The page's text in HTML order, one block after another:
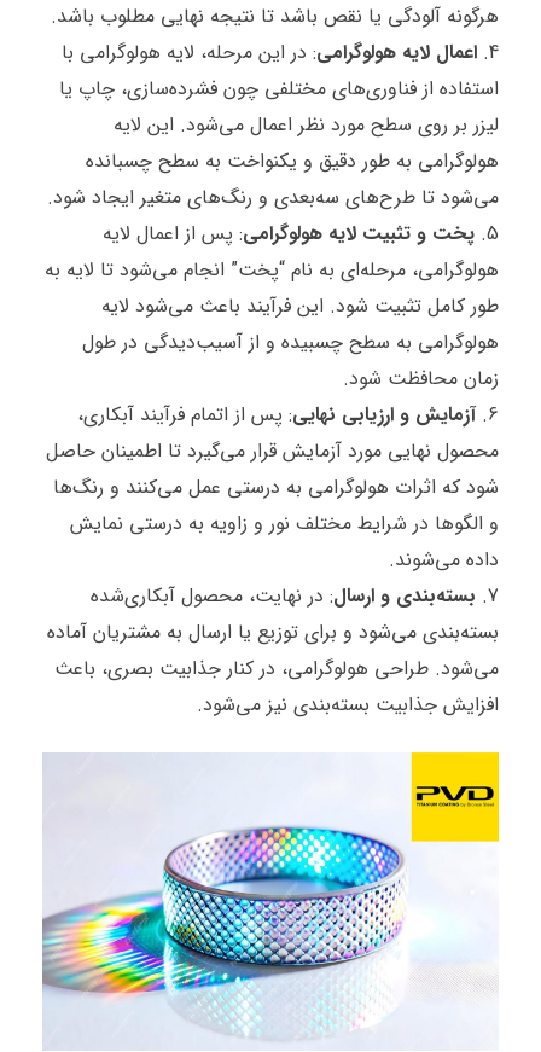
هرگونه آلودگی یا نقص باشد تا نتیجه نهایی مطلوب باشد.
اعمال لایه هولوگرامی: در این مرحله، لایه هولوگرامی با
استفاده از فناوری‌های مختلفی چون فشرده‌سازی، چاپ یا
لیزر بر روی سطح مورد نظر اعمال می‌شود. این لایه
هولوگرامی به طور دقیق و یکنواخت به سطح چسبانده
می‌شود تا طرح‌های سه‌بعدی و رنگ‌های متغیر ایجاد شود.
پخت و تثبیت لایه هولوگرامی: پس از اعمال لایه
هولوگرامی، مرحله‌ای به نام “پخت” انجام می‌شود تا لایه به
طور کامل تثبیت شود. این فرآیند باعث می‌شود لایه
هولوگرامی به سطح چسبیده و از آسیب‌دیدگی در طول
زمان محافظت شود.
آزمایش و ارزیابی نهایی: پس از اتمام فرآیند آبکاری،
محصول نهایی مورد آزمایش قرار می‌گیرد تا اطمینان حاصل
شود که اثرات هولوگرامی به درستی عمل می‌کنند و رنگ‌ها
و الگوها در شرایط مختلف نور و زاویه به درستی نمایش
داده می‌شوند.
بسته‌بندی و ارسال: در نهایت، محصول آبکاری‌شده
بسته‌بندی می‌شود و برای توزیع یا ارسال به مشتریان آماده
می‌شود. طراحی هولوگرامی، در کنار جذابیت بصری، باعث
افزایش جذابیت بسته‌بندی نیز می‌شود.